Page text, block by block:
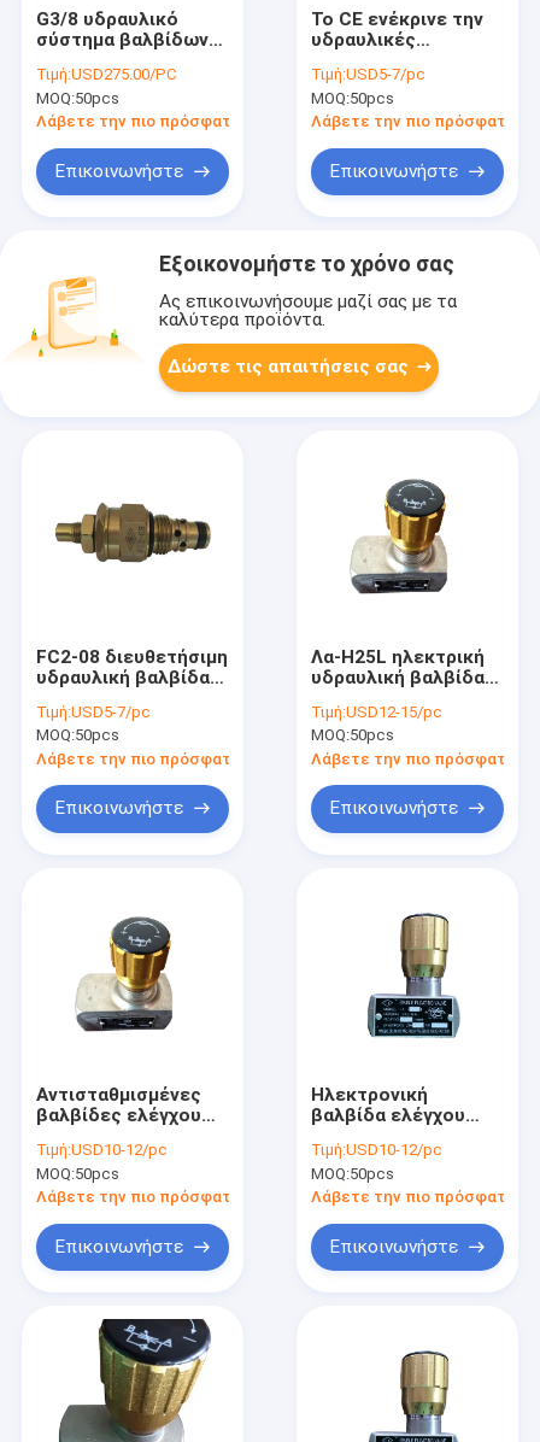
Προϊόντα
Περίπου εμείς
G3/8 υδραυλικό
σύστημα βαλβίδων
υδραυλικές
βαλβίδες σωρών
φραγμών
Τιμή:USD275.00/PC
MOQ:50pcs
Λάβετε την πιο πρόσφατη τιμή
Επικοινωνήστε
Το CE ενέκρινε την
υδραυλικές
βαλβίδα ελέγχου
ροής/τις
ανακουφιστικές
Τιμή:USD5-7/pc
MOQ:50pcs
Λάβετε την πιο πρόσφατη
Επικοινωνήστε
Εξοικονομήστε το χρόνο σας
Ας επικοινωνήσουμε μαζί σας με τα
καλύτερα προϊόντα.
Δώστε τις απαιτήσεις σας
FC2-08 διευθετήσιμη
υδραυλική βαλβίδα
αντίστροφης ροής
βαλβίδων
ελέγχου ροής
Τιμή:USD5-7/pc
MOQ:50pcs
Λάβετε την πιο πρόσφατη τιμή
Επικοινωνήστε
Λα-H25L ηλεκτρική
υδραυλική βαλβίδα
υδραυλική βαλβίδα
στροφίων
Τιμή:USD12-15/pc
MOQ:50pcs
Λάβετε την πιο πρόσφατη
Επικοινωνήστε
Αντισταθμισμένες
βαλβίδες ελέγχου
πίεσης ακρίβειας Λα-
H20L
Τιμή:USD10-12/pc
MOQ:50pcs
Λάβετε την πιο πρόσφατη τιμή
Επικοινωνήστε
Ηλεκτρονική
βαλβίδα ελέγχου
υδραυλική,
υδραυλική βαλβίδα
διαιρετών ροής
Τιμή:USD10-12/pc
MOQ:50pcs
Λάβετε την πιο πρόσφατη
Επικοινωνήστε